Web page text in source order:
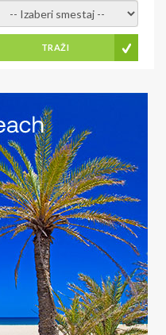
- Izaberite smestaj -
TRAŽI